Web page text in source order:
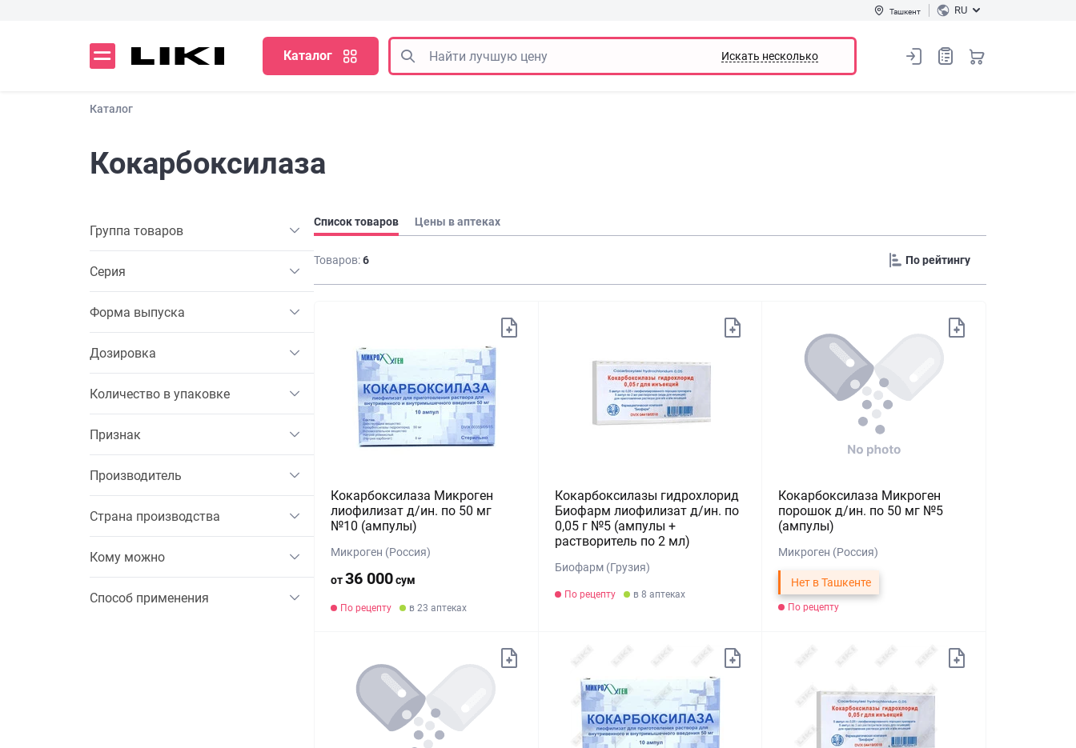
Ташкент RU
Каталог Искать несколько
Каталог
Кокарбоксилаза
Группа товаров
Серия
Форма выпуска
Дозировка
Количество в упаковке
Признак
Производитель
Страна производства
Кому можно
Способ применения
Список товаров Цены в аптеках
Товаров:6
Кокарбоксилаза Микроген
лиофилизат д/ин. по 50 мг
№10 (ампулы)
Микроген (Россия)
от36 000сум
По рецепту в 23 аптеках
Кокарбоксилазы гидрохлорид
Биофарм лиофилизат д/ин. по
0,05 г №5 (ампулы +
растворитель по 2 мл)
Биофарм (Грузия)
По рецепту в 8 аптеках
Кокарбоксилаза Микроген
порошок д/ин. по 50 мг №5
(ампулы)
Микроген (Россия)
Нет в Ташкенте
По рецепту